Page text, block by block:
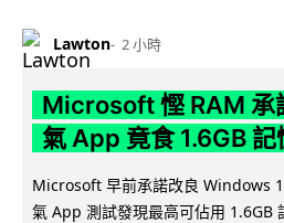
Lawton 2 小時
Microsoft 慳 RAM 承
氣 App 竟食 1.6GB 記
Microsoft 早前承諾改良 Windows
氣 App 測試發現最高可佔用 1.6GB